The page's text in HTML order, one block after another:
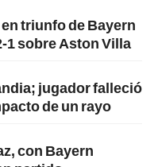
triunfo de Bayern
1 sobre Aston Villa
jugador falleció
de un rayo
con Bayern